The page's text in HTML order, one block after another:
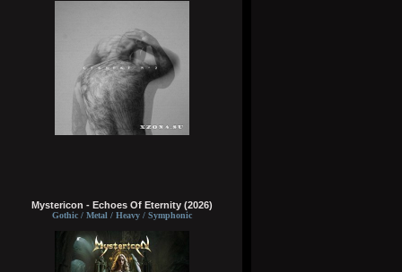
Mystericon - Echoes Of Eternity (2026)
Gothic / Metal / Heavy / Symphonic